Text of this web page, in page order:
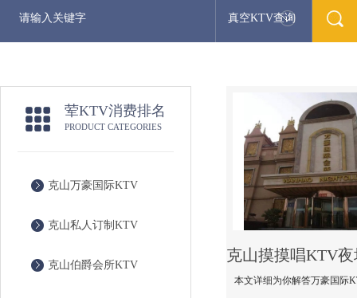
真空KTV查询
荤KTV消费排名
PRODUCT CATEGORIES
克山万豪国际KTV
克山私人订制KTV
克山伯爵会所KTV